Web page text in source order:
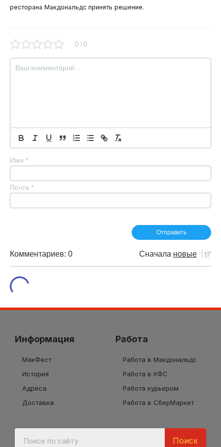
ресторана Макдональдс принять решение.
0 / 0
Имя *
Почта *
Комментариев: 0 Сначала новые
Информация
МакФест
История
Адреса
Доставка
Работа
Работа в Макдональдс
Работа в КФС
Работа курьером
Работа в СберМаркет
Поиск